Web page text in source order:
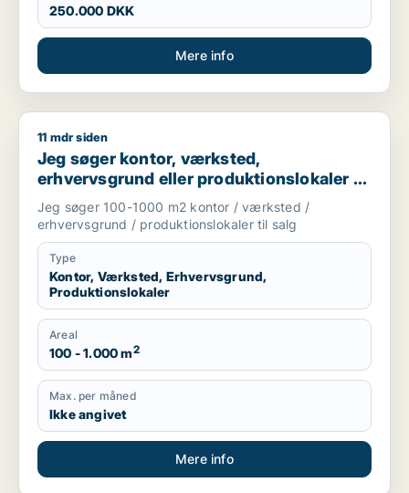
250.000 DKK
Mere info
Jeg søger kontor, værksted, erhvervsgrund eller
11 mdr siden
Jeg søger kontor, værksted,
erhvervsgrund eller produktionslokaler til
salg i Storkøbenhavn
Jeg søger 100-1000 m2 kontor / værksted /
erhvervsgrund / produktionslokaler til salg
Type
Kontor, Værksted, Erhvervsgrund,
Produktionslokaler
Areal
100 - 1.000 m2
Max. per måned
Ikke angivet
Mere info